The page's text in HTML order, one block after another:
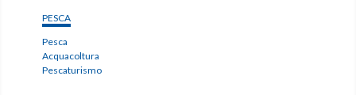
PESCA
Pesca
Acquacoltura
Pescaturismo